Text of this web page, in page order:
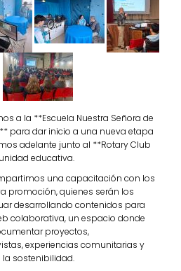
a la **Escuela Nuestra Señora de
para dar inicio a una nueva etapa
adelante junto al **Rotary Club
educativa.
una capacitación con los
promoción, quienes serán los
desarrollando contenidos para
colaborativa, un espacio donde
proyectos,
experiencias comunitarias y
sostenibilidad.